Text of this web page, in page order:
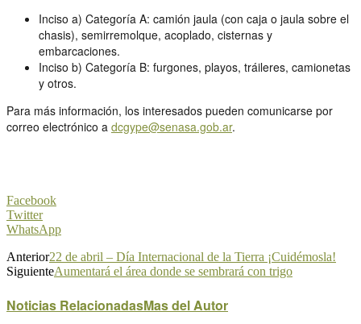
Inciso a) Categoría A: camión jaula (con caja o jaula sobre el
chasis), semirremolque, acoplado, cisternas y
embarcaciones.
Inciso b) Categoría B: furgones, playos, tráileres, camionetas
y otros.
Para más información, los interesados pueden comunicarse por
correo electrónico a dcgype@senasa.gob.ar.
Facebook
Twitter
WhatsApp
Anterior22 de abril – Día Internacional de la Tierra ¡Cuidémosla!
SiguienteAumentará el área donde se sembrará con trigo
Noticias RelacionadasMas del Autor